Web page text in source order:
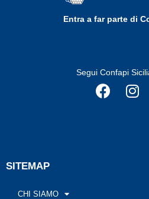
Entra a far parte di
Segui Confapi
SITEMAP
CHI SIAMO